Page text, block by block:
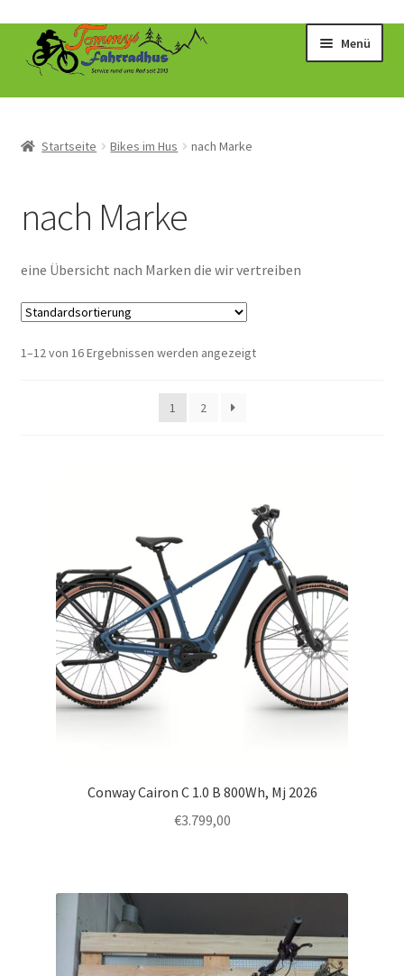
Zur
Navigation
springen
Zum
Inhalt
springen
Menü
Startseite Bikes im Hus nach Marke
nach Marke
eine Übersicht nach Marken die wir vertreiben
1–12 von 16 Ergebnissen werden angezeigt
1 2
Conway Cairon C 1.0 B 800Wh, Mj 2026
€3.799,00